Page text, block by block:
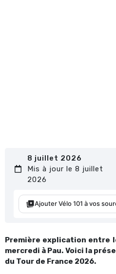
8 juillet 2026
Mis à jour le 8 juillet
2026
Ajouter Vélo 101 à vos
Première explication entre
mercredi à Pau. Voici la
du Tour de France 2026.